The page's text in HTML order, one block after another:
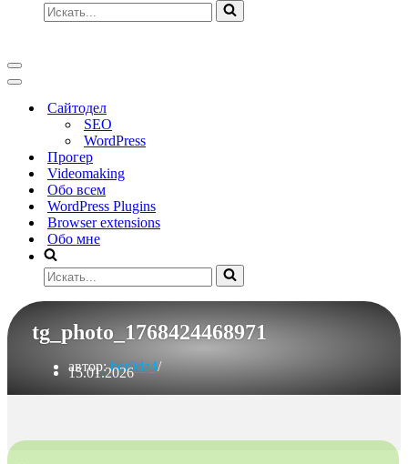
Искать...
Меню
навигации
Меню
навигацииСайтодел
SEO
WordPress
Прогер
Videomaking
Обо всем
WordPress Plugins
Browser extensions
Обо мне
Искать...
tg_photo_1768424468971
автор:bor0da4
15.01.2026